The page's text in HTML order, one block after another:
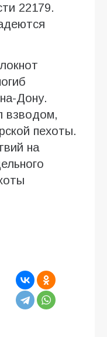
22179.
Дону.
взводом,
пехоты.
на